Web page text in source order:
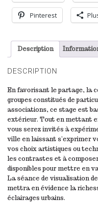
Pinterest
Description
DESCRIPTION
En favorisant le partage, la
groupes constitués de
associations, ce stage est
extérieur. Tout en mettant
vous serez invités à
ville en laissant s’exprimer
vos choix artistiques ou
les contrastes et à
disponibles pour mettre en
La séance de visualisation
mettra en évidence la
éclairages urbains.